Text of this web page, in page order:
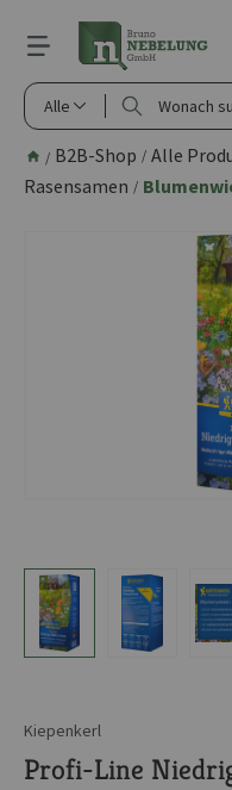
springen
Alle
/ B2B-Shop / Alle
Rasensamen /
Kiepenkerl
Profi-Line